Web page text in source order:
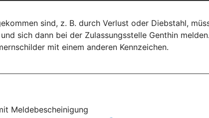
sind, z. B. durch Verlust oder Diebstahl,
und sich dann bei der Zulassungsstelle Genthin
mit einem anderen Kennzeichen.
Meldebescheinigung